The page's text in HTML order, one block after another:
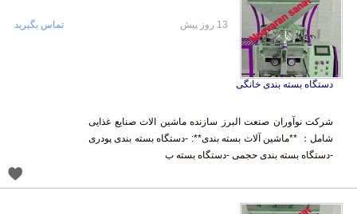
دستگاه بسته بندی خانگی
شرکت نوآوران صنعت البرز سازنده ماشین الات صنایع غذایی
شامل： **ماشین آلات بسته بندی**: -دستگاه بسته بندی پودری
-دستگاه بسته بندی حجمی -دستگاه بسته ب
13 روز پیش تماس بگیرید